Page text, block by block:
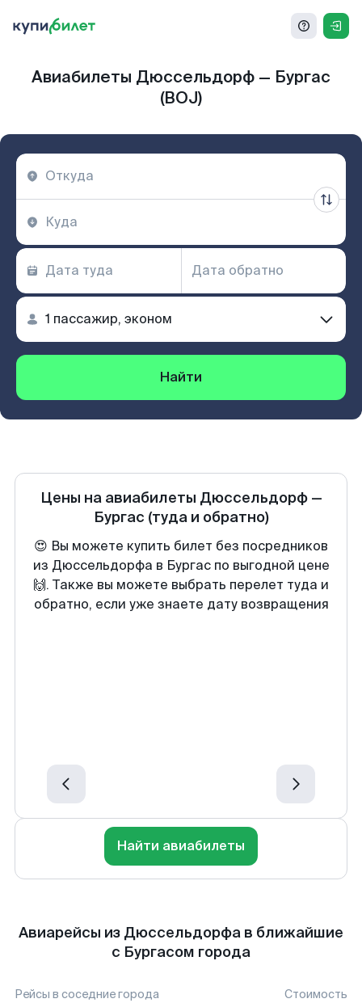
Авиабилеты Дюссельдорф — Бургас
(BOJ)
Найти
Цены на авиабилеты Дюссельдорф—
Бургас (туда и обратно)
😍 Вы можете купить билет без посредников
из Дюссельдорфа в Бургас по выгодной цене
🙌. Также вы можете выбрать перелет туда и
обратно, если уже знаете дату возвращения
Найти авиабилеты
Авиарейсы из Дюссельдорфа в ближайшие
с Бургасом города
Рейсы в соседние города Стоимость